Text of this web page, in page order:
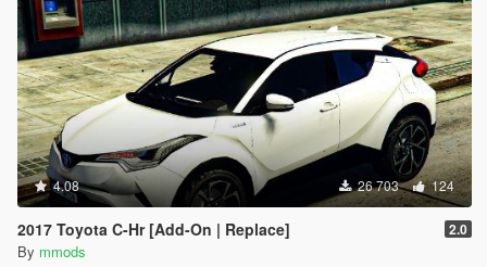
4.08 26 703 124
2017 Toyota C-Hr [Add-On | Replace] 2.0
By mmods